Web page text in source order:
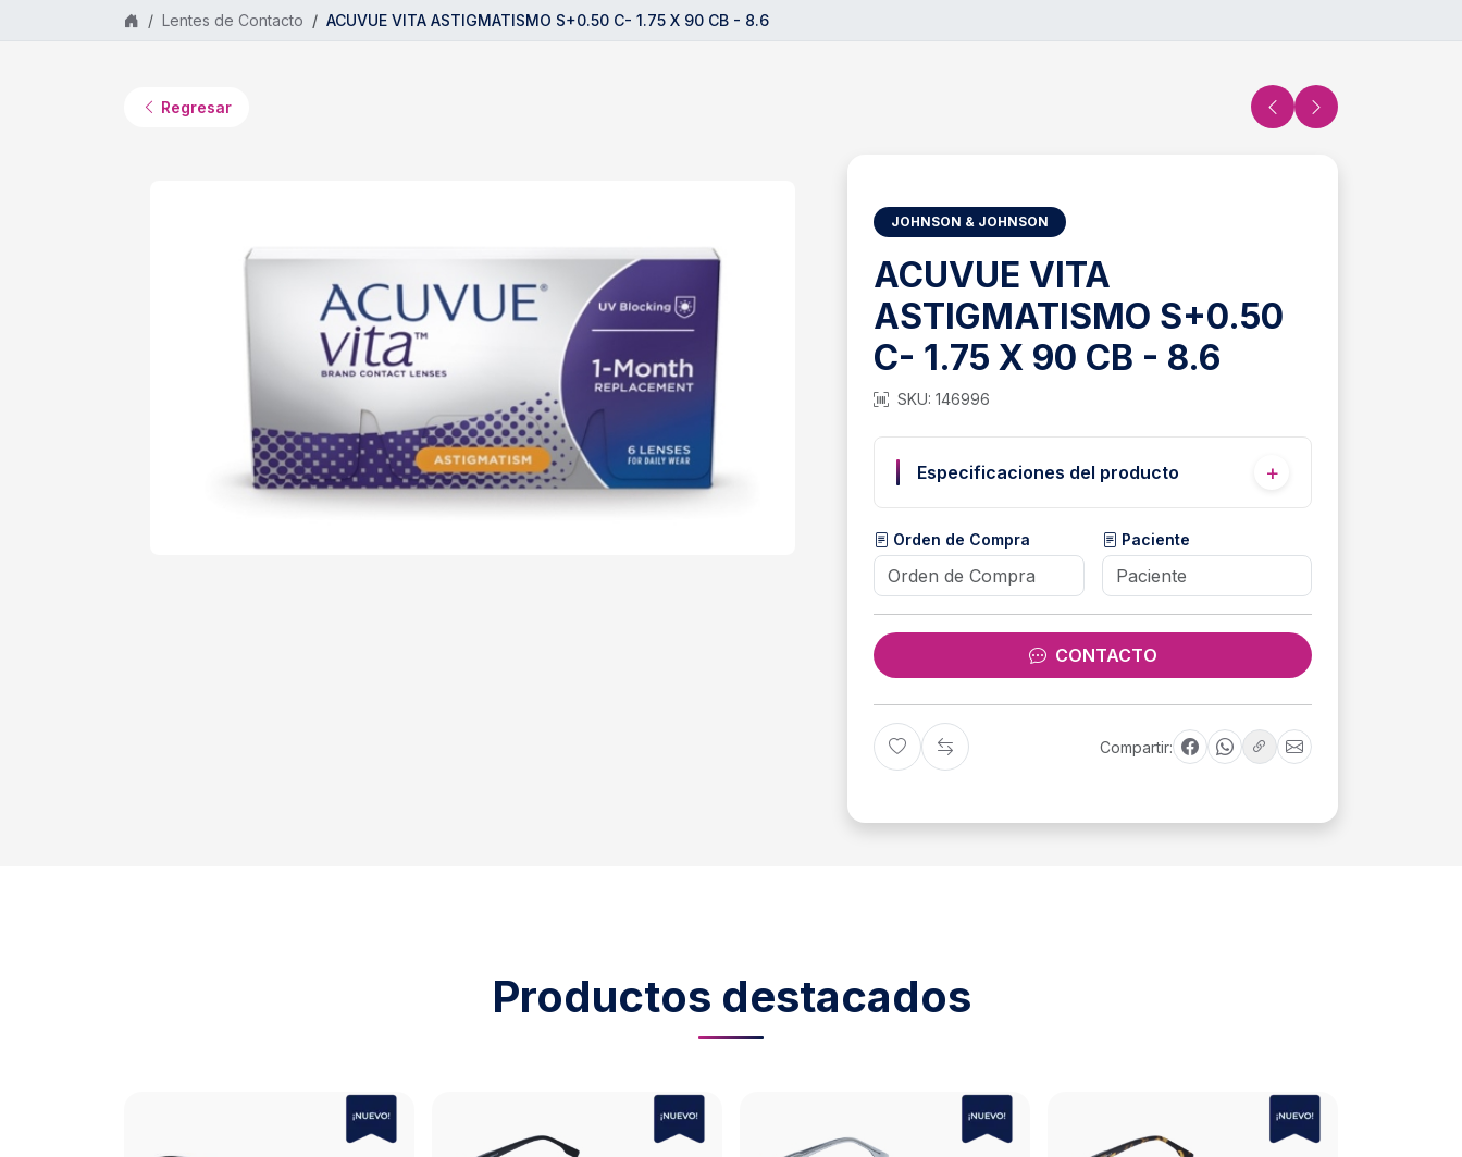
Saltar al contenido principalLentes de Contacto
ACUVUE VITA ASTIGMATISMO S+0.50 C- 1.75 X 90 CB - 8.6
Regresar
JOHNSON & JOHNSON
ACUVUE VITA
ASTIGMATISMO S+0.50
C- 1.75 X 90 CB - 8.6
SKU: 146996
Especificaciones del producto
Orden de Compra Paciente
CONTACTO
Compartir:
Productos destacados